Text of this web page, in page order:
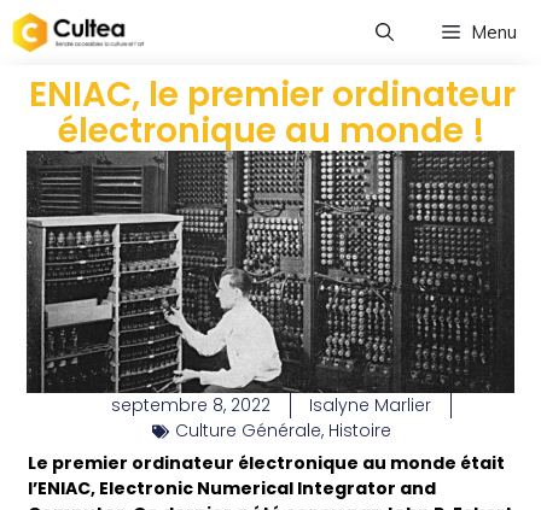
Menu
ENIAC, le premier ordinateur
électronique au monde !
septembre 8, 2022
Isalyne Marlier
Culture Générale, Histoire
Le premier ordinateur électronique au monde était
l’ENIAC, Electronic Numerical Integrator and